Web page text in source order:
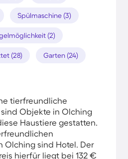
Spülmaschine (3)
(2)
(28) Garten (24)
tierfreundliche
Objekte in Olching
Haustiere gestatten.
Olching sind Hotel. Der
hierfür liegt bei 132 €